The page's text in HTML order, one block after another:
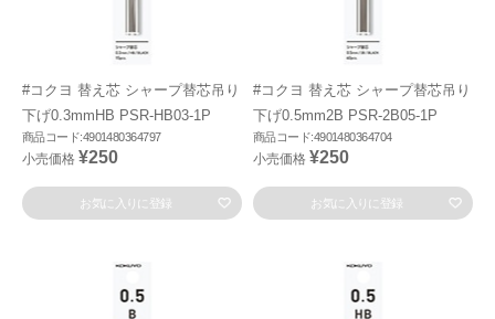
#コクヨ 替え芯 シャープ替芯吊り
下げ0.3mmHB PSR-HB03-1P
商品コード:4901480364797
小売価格 ¥250
お気に入りに登録
#コクヨ 替え芯 シャープ替芯吊り
下げ0.5mm2B PSR-2B05-1P
商品コード:4901480364704
小売価格 ¥250
お気に入りに登録